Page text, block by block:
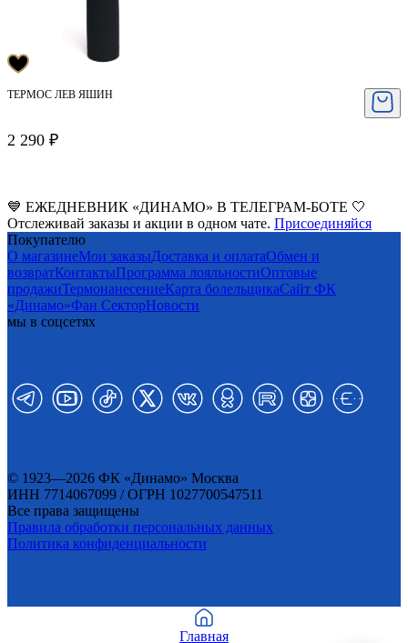
ТЕРМОС ЛЕВ ЯШИН
2 290 ₽
💙 ЕЖЕДНЕВНИК «ДИНАМО» В ТЕЛЕГРАМ-БОТЕ 🤍
Отслеживай заказы и акции в одном чате. Присоединяйся
Покупателю
О магазинеМои заказыДоставка и оплатаОбмен и
возвратКонтактыПрограмма лояльностиОптовые
продажиТермонанесениеКарта болельщикаСайт ФК
«Динамо»Фан CекторНовости
мы в соцсетях
© 1923—2026 ФК «Динамо» Москва
ИНН 7714067099 / ОГРН 1027700547511
Все права защищены
Правила обработки персональных данных
Политика конфиденциальности
Главная